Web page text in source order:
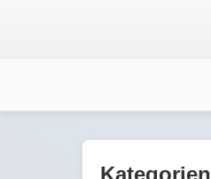
Kategorien